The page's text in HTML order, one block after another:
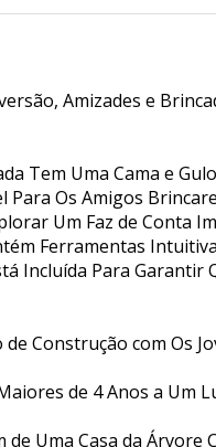
Amizades e
Tem Uma Cama e
Os Amigos
Um Faz de Conta
Ferramentas
Incluída Para Garantir
Construção com Os
de 4 Anos a Um
de Uma Casa da Árvore